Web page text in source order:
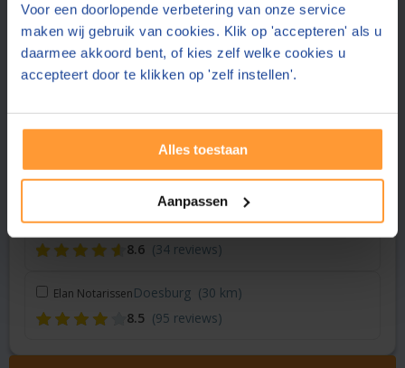
Voor een doorlopende verbetering van onze service
maken wij gebruik van cookies. Klik op 'accepteren' als u
daarmee akkoord bent, of kies zelf welke cookies u
accepteert door te klikken op 'zelf instellen'.
Alles toestaan
Aanpassen
Van Eldik & Van Eldik Notarissen Malden (6 km)
8.5
(250 reviews)
Notariskantoor van Hövell Wijchen
9.1 (76 reviews)
Arnhem (23 km)
8.9 (202 reviews)
Smit & Moormann NotariaatWageningen (28 km)
8.6 (34 reviews)
Elan NotarissenDoesburg (30 km)
8.5 (95 reviews)